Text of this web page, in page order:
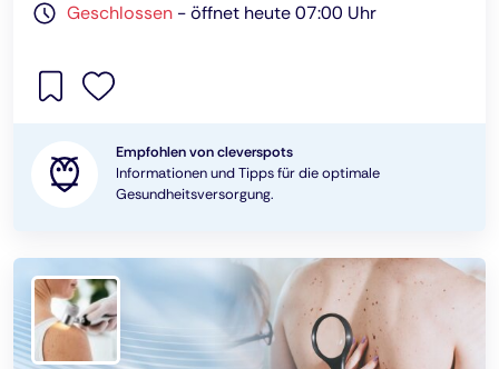
Geschlossen -öffnet heute 07:00 Uhr
Empfohlen von cleverspots
Informationen und Tipps für die optimale
Gesundheitsversorgung.